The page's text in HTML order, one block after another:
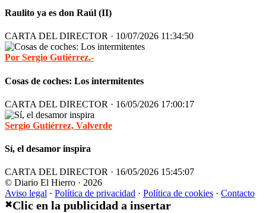
Raulito ya es don Raúl (II)
CARTA DEL DIRECTOR · 10/07/2026 11:34:50
Por Sergio Gutiérrez.-
Cosas de coches: Los intermitentes
CARTA DEL DIRECTOR · 16/05/2026 17:00:17
Sergio Gutiérrez, Valverde
Sí, el desamor inspira
CARTA DEL DIRECTOR · 16/05/2026 15:45:07
© Diario El Hierro · 2026
Aviso legal · Política de privacidad · Política de cookies · Contacto
✖Clic en la publicidad a insertar